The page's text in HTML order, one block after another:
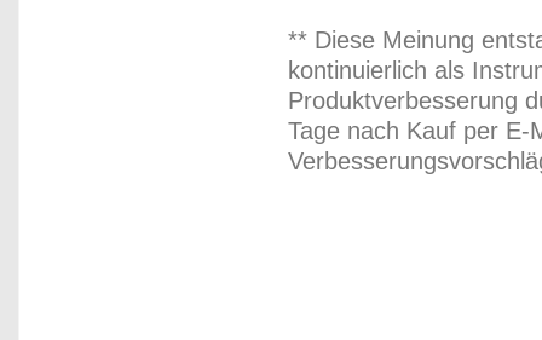
** Diese Meinung
kontinuierlich als
Produktverbesserung
Tage nach Kauf per E-